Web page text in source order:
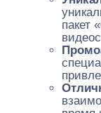
пакет